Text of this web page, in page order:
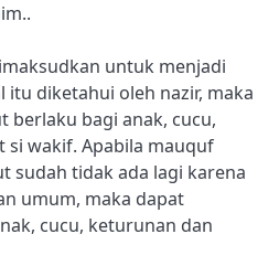
untuk menjadi
itu diketahui oleh nazir, maka
berlaku bagi anak, cucu,
si wakif. Apabila mauquf
sudah tidak ada lagi karena
umum, maka dapat
cucu, keturunan dan